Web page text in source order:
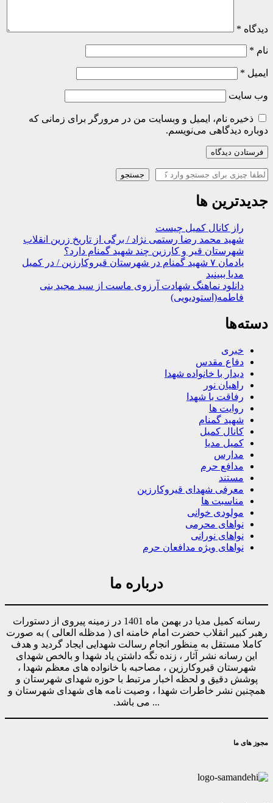
دیدگاه *
نام *
ایمیل *
وب‌ سایت
ذخیره نام، ایمیل و وبسایت من در مرورگر برای زمانی که
دوباره دیدگاهی می‌نویسم.
جستجو جستجو
جدیدترین ها
راز کانال کمیل چیست
شهید محمد رضا رستمی نژاد / برگی از تاریخ زرین انقلاب
شهرستان قیر و کارزین چند شهید گمنام دارد؟
یادمان ۷ شهید گمنام در شهرستان قیروکارزین / در کمیل
مدیا ببینید
دانلود نماهنگ شهادت آرزوی ماست از سید مجید بنی
فاطمه(استودیویی)
دسته‌ها
خبری
دفاع مقدس
دیدار با خانواده شهدا
راهیان نور
رفاقت با شهدا
روایت ها
شهید گمنام
کانال کمیل
کمیل مدیا
مدارس
مدافع حرم
مستند
معرفی شهدای قیروکارزین
مناسبت ها
مولودی خوانی
نواهای محرمی
نواهای نورانی
نواهای ویژه مدافعان حرم
درباره ما
رسانه کمیل مدیا در بهمن ماه 1401 در زمینه پیروی از دستورات
رهبر کبیر انقلاب حضرت امام خامنه ای ( مدظله العالی ) به صورت
کاملا مستقل به منظور انجام رسالت شهدایی ایجاد گردید و هدف
این رسانه نشر آثار ، زنده نگه داشتن یاد شهدا و بالخص شهدای
شهرستان قیروکارزین ، مصاحبه با خانواده های معظم شهدا ،
پوشش دقیق و لحظه اخبار مرتبط با حوزه شهدای شهرستان و
همچنین نشر خاطرات شهدا ، وصیت نامه های شهدای شهرستان و
... می باشد.
مجوز های ما